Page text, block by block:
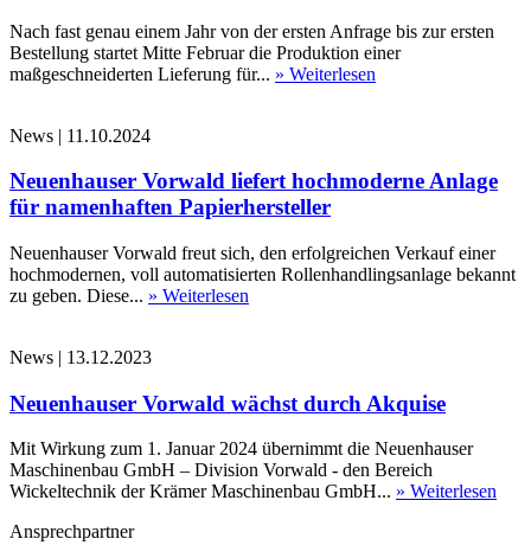
Nach fast genau einem Jahr von der ersten Anfrage bis zur ersten
Bestellung startet Mitte Februar die Produktion einer
maßgeschneiderten Lieferung für... » Weiterlesen
News | 11.10.2024
Neuenhauser Vorwald liefert hochmoderne Anlage
für namenhaften Papierhersteller
Neuenhauser Vorwald freut sich, den erfolgreichen Verkauf einer
hochmodernen, voll automatisierten Rollenhandlingsanlage bekannt
zu geben. Diese... » Weiterlesen
News | 13.12.2023
Neuenhauser Vorwald wächst durch Akquise
Mit Wirkung zum 1. Januar 2024 übernimmt die Neuenhauser
Maschinenbau GmbH – Division Vorwald - den Bereich
Wickeltechnik der Krämer Maschinenbau GmbH... » Weiterlesen
Ansprechpartner